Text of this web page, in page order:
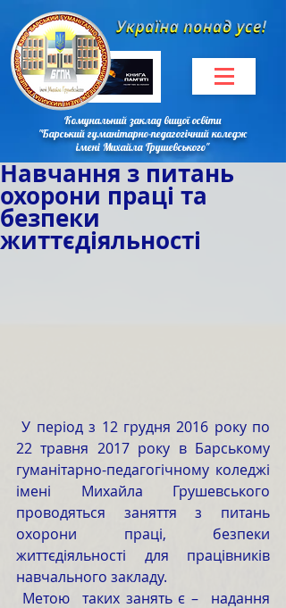
Комунальний заклад вищої освіти
"Барський гуманітарно-педагогічний коледж
імені Михайла Грушевського"
Навчання з питань
охорони праці та
безпеки
життєдіяльності
У період з 12 грудня 2016 року по
22 травня 2017 року в Барському
гуманітарно-педагогічному коледжі
імені Михайла Грушевського
проводяться заняття з питань
охорони праці, безпеки
життєдіяльності для працівників
навчального закладу.